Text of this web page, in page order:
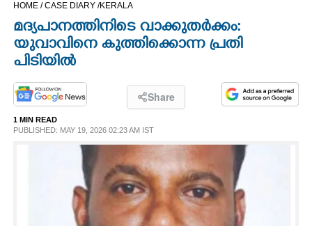
OPINION
PHOTOS
LIFESTYLE
HOME /CASE DIARY /KERALA
മദ്യപാനത്തിനിടെ വാക്കുതർക്കം:
യുവാവിനെ കുത്തിക്കൊന്ന പ്രതി
പിടിയിൽ
Share
1 MIN READ
PUBLISHED: MAY 19, 2026 02:23 AM IST